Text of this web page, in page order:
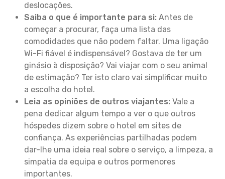
deslocações.
Saiba o que é importante para si: Antes de
começar a procurar, faça uma lista das
comodidades que não podem faltar. Uma ligação
Wi-Fi fiável é indispensável? Gostava de ter um
ginásio à disposição? Vai viajar com o seu animal
de estimação? Ter isto claro vai simplificar muito
a escolha do hotel.
Leia as opiniões de outros viajantes: Vale a
pena dedicar algum tempo a ver o que outros
hóspedes dizem sobre o hotel em sites de
confiança. As experiências partilhadas podem
dar-lhe uma ideia real sobre o serviço, a limpeza, a
simpatia da equipa e outros pormenores
importantes.